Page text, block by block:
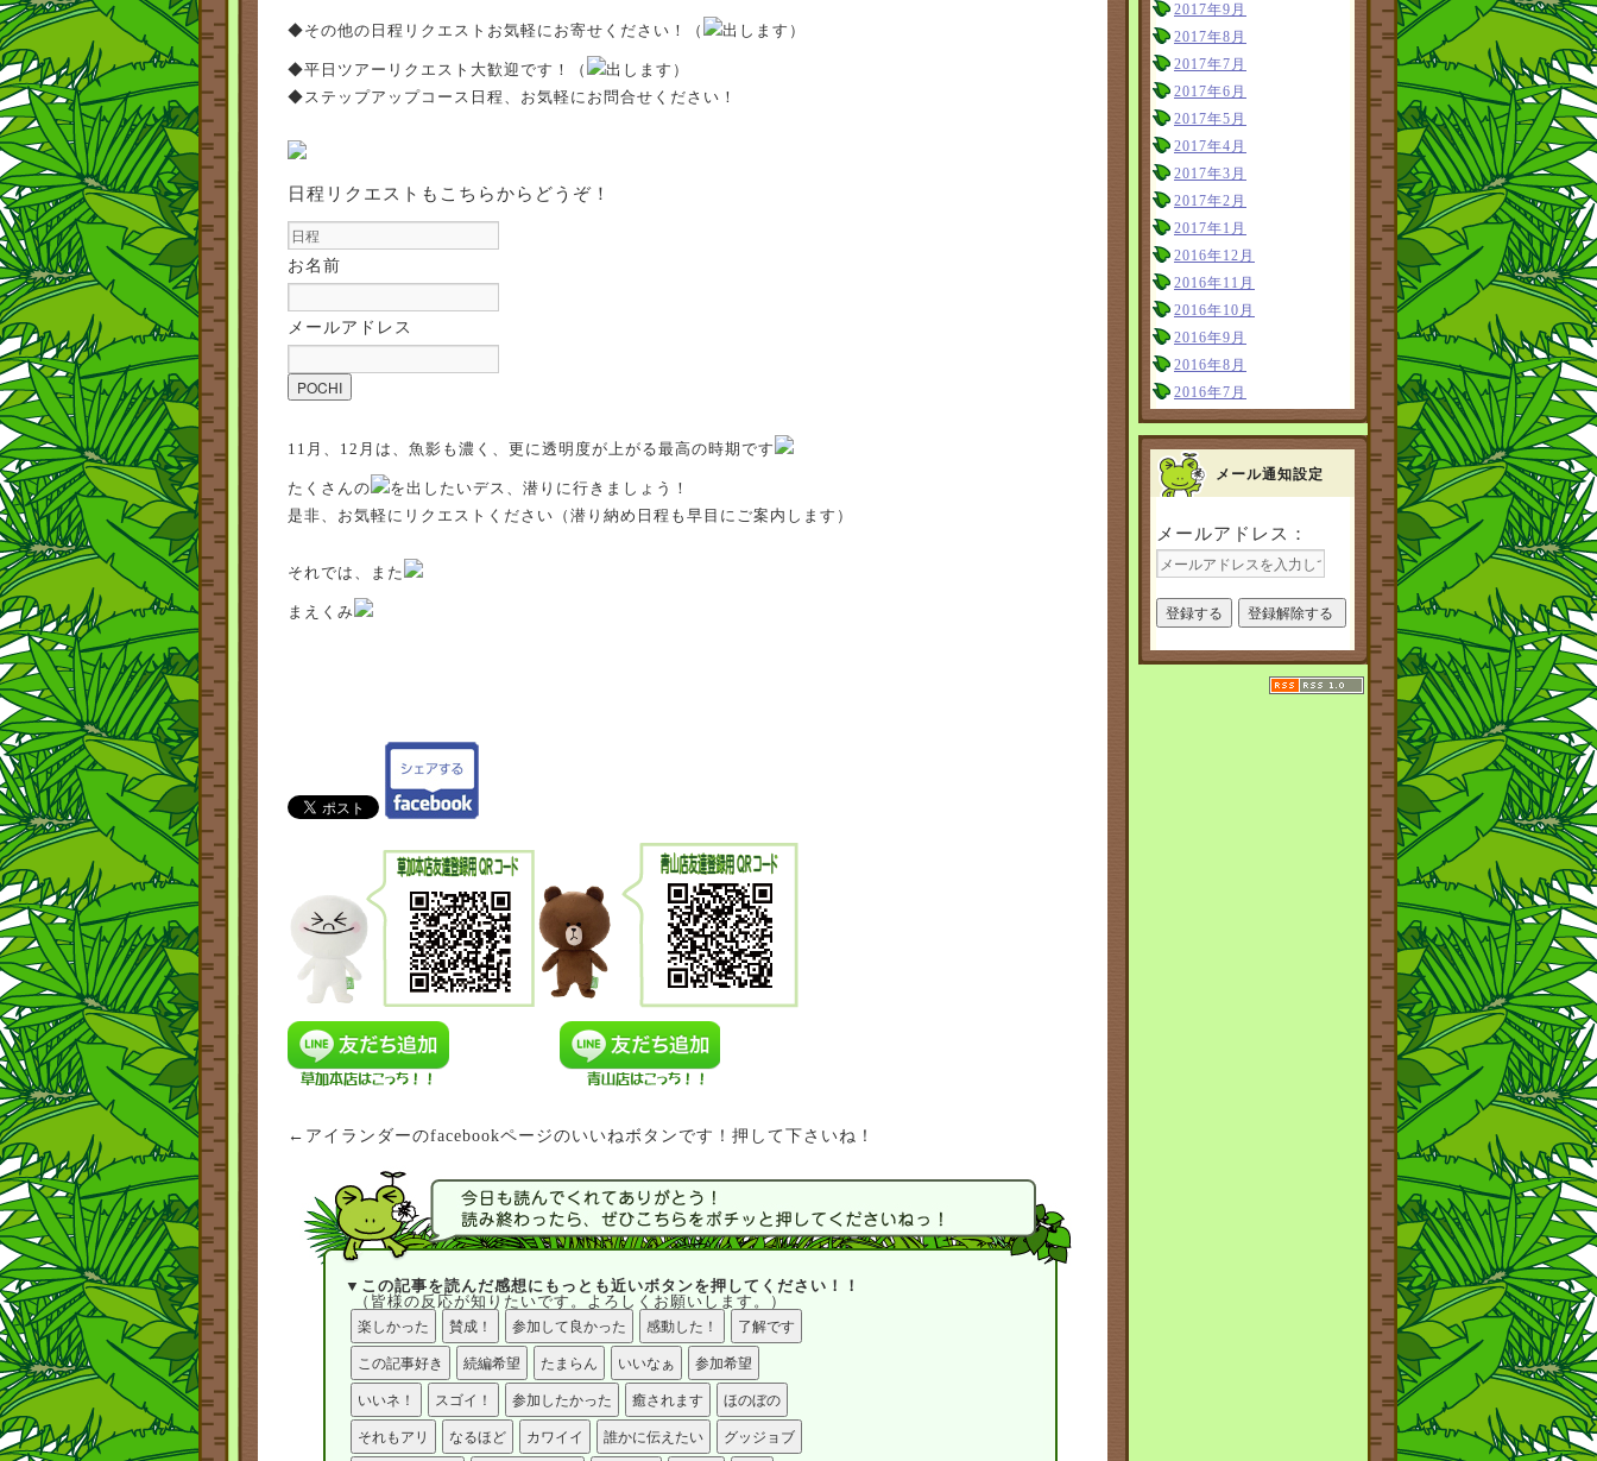
◆その他の日程リクエストお気軽にお寄せください！（ 出します）
◆平日ツアーリクエスト大歓迎です！（
出します）
◆ステップアップコース日程、お気軽にお問合せください！
日程リクエストもこちらからどうぞ！
お名前
メールアドレス
11月、12月は、魚影も濃く、更に透明度が上がる最高の時期です
たくさんの
を出したいデス、潜りに行きましょう！
是非、お気軽にリクエストください（潜り納め日程も早目にご案内します）
それでは、また
まえくみ
←アイランダーのfacebookページのいいねボタンです！押して下さいね！
▼この記事を読んだ感想にもっとも近いボタンを押してください！！
（皆様の反応が知りたいです。よろしくお願いします。）
2017年9月
2017年8月
2017年7月
2017年6月
2017年5月
2017年4月
2017年3月
2017年2月
2017年1月
2016年12月
2016年11月
2016年10月
2016年9月
2016年8月
2016年7月
メール通知設定
メールアドレス：